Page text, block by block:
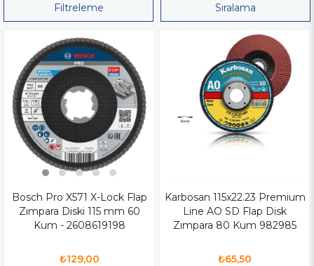
Filtreleme Sıralama
Bosch Pro X571 X-Lock Flap
Zımpara Diski 115 mm 60
Kum - 2608619198
₺129,00
Karbosan 115x22.23 Premium
Line AO SD Flap Disk
Zımpara 80 Kum 982985
₺65,50